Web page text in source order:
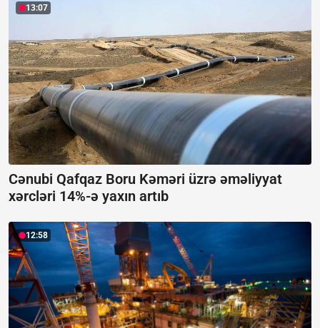
13:07
Cənubi Qafqaz Boru Kəməri üzrə əməliyyat
xərcləri 14%-ə yaxın artıb
12:58